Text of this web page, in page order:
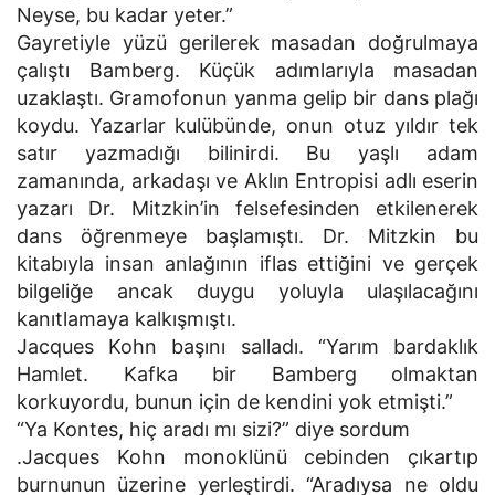
Neyse, bu kadar yeter.”
Gayretiyle yüzü gerilerek masadan doğrulmaya
çalıştı Bamberg. Küçük adımlarıyla masadan
uzaklaştı. Gramofonun yanma gelip bir dans plağı
koydu. Yazarlar kulübünde, onun otuz yıldır tek
satır yazmadığı bilinirdi. Bu yaşlı adam
zamanında, arkadaşı ve Aklın Entropisi adlı eserin
yazarı Dr. Mitzkin’in felsefesinden etkilenerek
dans öğrenmeye başlamıştı. Dr. Mitzkin bu
kitabıyla insan anlağının iflas ettiğini ve gerçek
bilgeliğe ancak duygu yoluyla ulaşılacağını
kanıtlamaya kalkışmıştı.
Jacques Kohn başını salladı. “Yarım bardaklık
Hamlet. Kafka bir Bamberg olmaktan
korkuyordu, bunun için de kendini yok etmişti.”
“Ya Kontes, hiç aradı mı sizi?” diye sordum
.Jacques Kohn monoklünü cebinden çıkartıp
burnunun üzerine yerleştirdi. “Aradıysa ne oldu